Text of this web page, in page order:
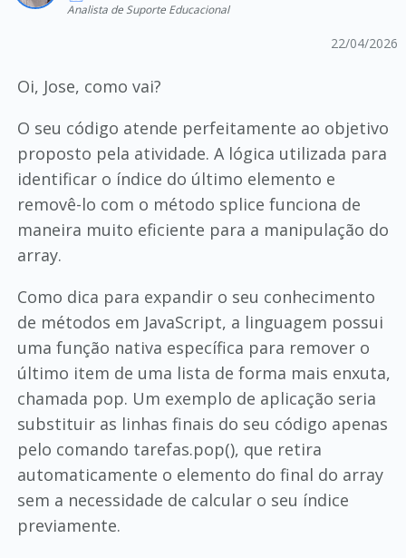
Analista de Suporte Educacional
22/04/2026
Oi, Jose, como vai?
O seu código atende perfeitamente ao objetivo
proposto pela atividade. A lógica utilizada para
identificar o índice do último elemento e
removê-lo com o método splice funciona de
maneira muito eficiente para a manipulação do
array.
Como dica para expandir o seu conhecimento
de métodos em JavaScript, a linguagem possui
uma função nativa específica para remover o
último item de uma lista de forma mais enxuta,
chamada pop. Um exemplo de aplicação seria
substituir as linhas finais do seu código apenas
pelo comando tarefas.pop(), que retira
automaticamente o elemento do final do array
sem a necessidade de calcular o seu índice
previamente.